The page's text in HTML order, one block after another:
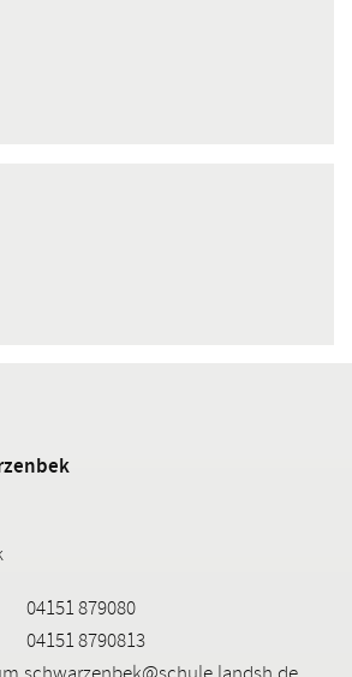
04151 879080
04151 8790813